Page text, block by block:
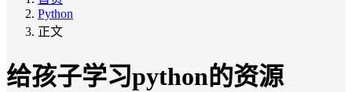
Python
正文
给孩子学习python的资源